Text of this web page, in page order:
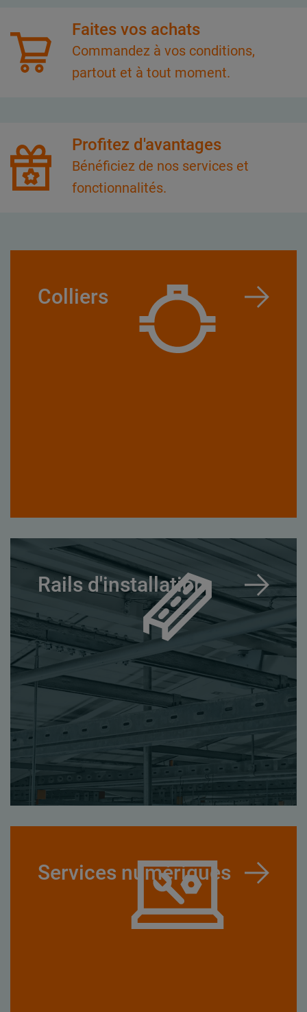
Faites vos achats
Commandez à vos conditions,
partout et à tout moment.
Profitez d'avantages
Bénéficiez de nos services et
fonctionnalités.
Colliers
Rails d'installation
Services numériques